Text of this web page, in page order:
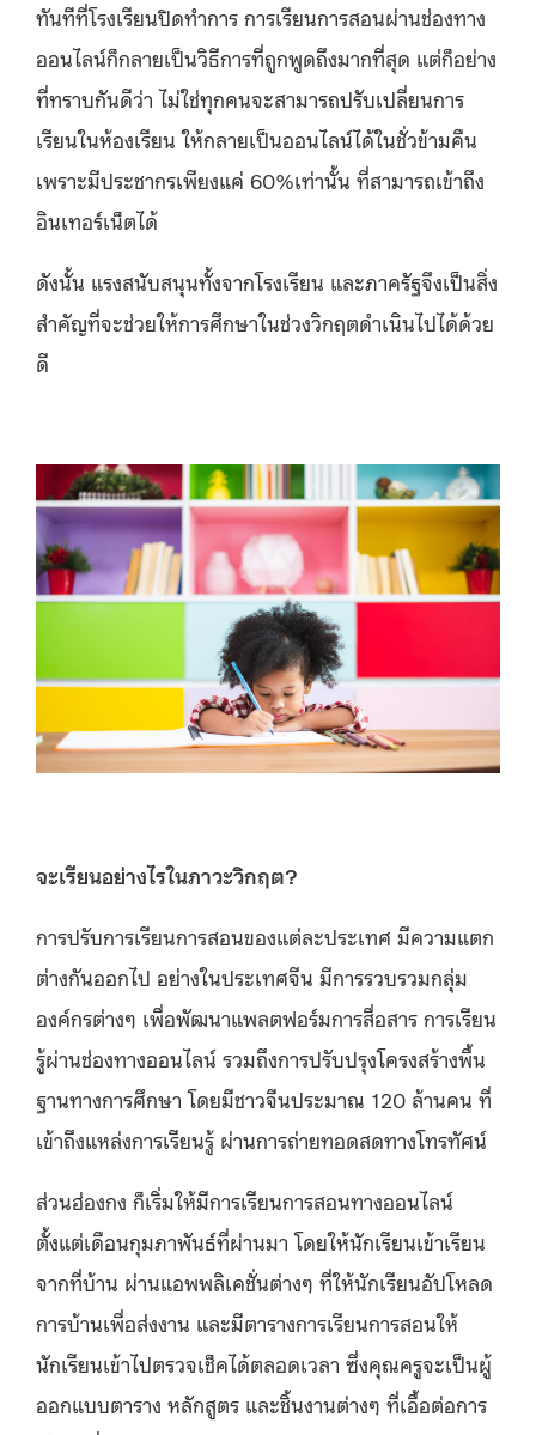
ทันทีที่โรงเรียนปิดทำการ การเรียนการสอนผ่านช่องทาง
ออนไลน์ก็กลายเป็นวิธีการที่ถูกพูดถึงมากที่สุด แต่ก็อย่าง
ที่ทราบกันดีว่า ไม่ใช่ทุกคนจะสามารถปรับเปลี่ยนการ
เรียนในห้องเรียน ให้กลายเป็นออนไลน์ได้ในชั่วข้ามคืน
เพราะมีประชากรเพียงแค่ 60%เท่านั้น ที่สามารถเข้าถึง
อินเทอร์เน็ตได้
ดังนั้น แรงสนับสนุนทั้งจากโรงเรียน และภาครัฐจึงเป็นสิ่ง
สำคัญที่จะช่วยให้การศึกษาในช่วงวิกฤตดำเนินไปได้ด้วย
ดี
จะเรียนอย่างไรในภาวะวิกฤต?
การปรับการเรียนการสอนของแต่ละประเทศ มีความแตก
ต่างกันออกไป อย่างในประเทศจีน มีการรวบรวมกลุ่ม
องค์กรต่างๆ เพื่อพัฒนาแพลตฟอร์มการสื่อสาร การเรียน
รู้ผ่านช่องทางออนไลน์ รวมถึงการปรับปรุงโครงสร้างพื้น
ฐานทางการศึกษา โดยมีชาวจีนประมาณ 120 ล้านคน ที่
เข้าถึงแหล่งการเรียนรู้ ผ่านการถ่ายทอดสดทางโทรทัศน์
ส่วนฮ่องกง ก็เริ่มให้มีการเรียนการสอนทางออนไลน์
ตั้งแต่เดือนกุมภาพันธ์ที่ผ่านมา โดยให้นักเรียนเข้าเรียน
จากที่บ้าน ผ่านแอพพลิเคชั่นต่างๆ ที่ให้นักเรียนอัปโหลด
การบ้านเพื่อส่งงาน และมีตารางการเรียนการสอนให้
นักเรียนเข้าไปตรวจเช็คได้ตลอดเวลา ซึ่งคุณครูจะเป็นผู้
ออกแบบตาราง หลักสูตร และชิ้นงานต่างๆ ที่เอื้อต่อการ